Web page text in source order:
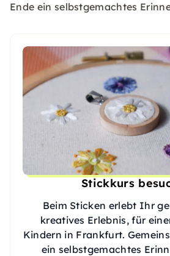
Ende ein selbstgemachtes
Stickkurs
Beim Sticken erlebt Ihr
kreatives Erlebnis, für
Kindern in Frankfurt.
ein selbstgemachtes